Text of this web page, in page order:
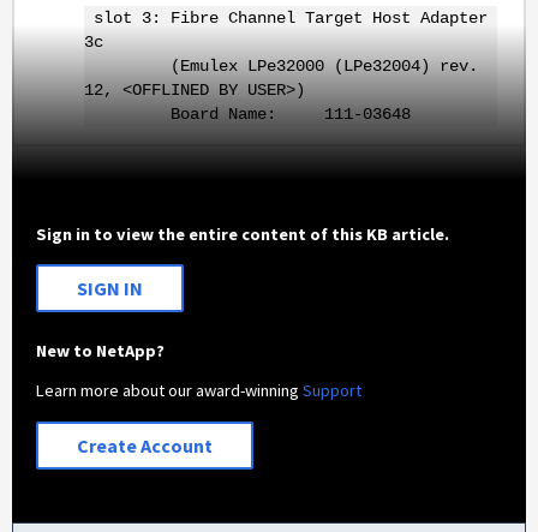
slot 3: Fibre Channel Target Host Adapter
3c
(Emulex LPe32000 (LPe32004) rev.
12, <OFFLINED BY USER>)
Board Name: 111-03648
Sign in to view the entire content of this KB article.
SIGN IN
New to NetApp?
Learn more about our award-winningSupport
Create Account